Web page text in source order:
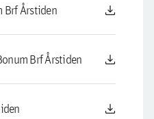
Brf Årstiden download
Brf Årstiden download
download